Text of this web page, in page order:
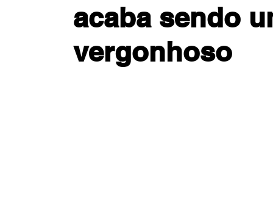
acaba sendo
vergonhoso